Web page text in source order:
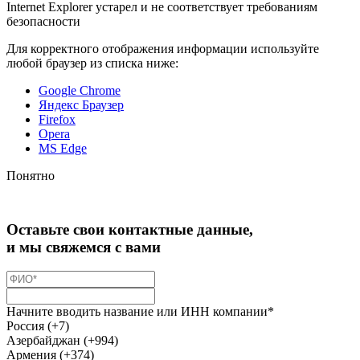
Internet Explorer устарел и не соответствует требованиям
безопасности
Для корректного отображения информации используйте
любой браузер из списка ниже:
Google Chrome
Яндекс Браузер
Firefox
Opera
MS Edge
Понятно
Оставьте свои контактные данные,
и мы свяжемся с вами
Начните вводить название или ИНН компании*
Россия (+7)
Азербайджан (+994)
Армения (+374)